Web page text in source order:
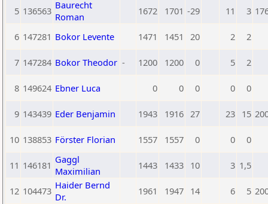
5 136563 Baurecht
Roman
1672 1701 -29 11 3
6 147281 Bokor Levente 1471 1451 20 2 2
7 147284 Bokor Theodor - 1200 1200 0 5 2
8 149624 Ebner Luca 0 0 0 0 0
9 143439 Eder Benjamin 1943 1916 27 23 15
10 138853 Förster Florian 1557 1557 0 0 0
11 146181 Gaggl
Maximilian
1443 1433 10 3 1,5
12 104473 Haider Bernd
Dr.
1961 1947 14 6 5